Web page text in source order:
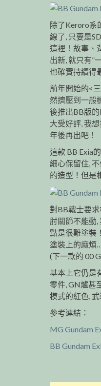
除了Keroro系
線了, 只要是
這裡！故事、
出新, 就只有”
也確實持續得
前年開始的<
然擠壓到一般
後推出BB版的
大受好評, 我
年後再出吧！
這款 BB Exia
細心保留住,
的造型！但是
對BB戰士要求
肘關節不能動,
點是很難塗裝
塗裝上的麻煩
(下一款的 00
基本上它仍是
零件, GN爐甚
模式的紅色,
參考連結：
MG Gundam
BB Gundam